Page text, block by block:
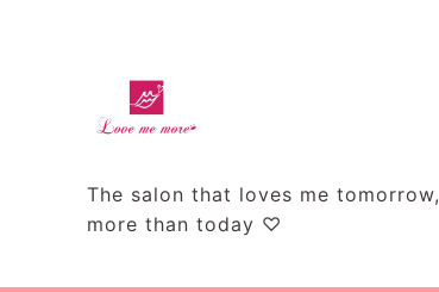
The salon that loves me tomorrow,
more than today ♡